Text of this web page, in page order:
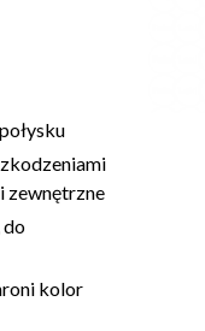
zewnętrzne
do
kolor